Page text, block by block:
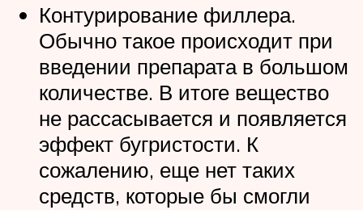
Контурирование филлера.
Обычно такое происходит при
введении препарата в большом
количестве. В итоге вещество
не рассасывается и появляется
эффект бугристости. К
сожалению, еще нет таких
средств, которые бы смогли